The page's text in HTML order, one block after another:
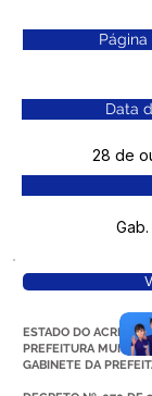
Data
28 de
ESTADO DO ACRE
PREFEITURA
GABINETE DA